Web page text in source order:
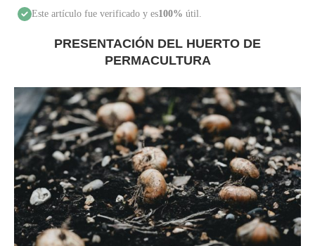
Este artículo fue verificado y es100% útil.
PRESENTACIÓN DEL HUERTO DE
PERMACULTURA